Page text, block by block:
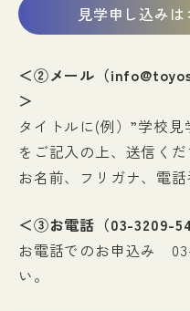
見学申し込みは
＜②メール（
＞
タイトルに(例）”学校
をご記入の上、送信くだ
お名前、フリガナ、電
＜③お電話（03-3209-
お電話でのお申込み
い。